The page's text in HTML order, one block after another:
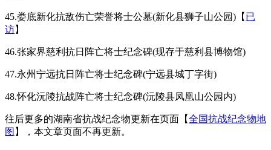
45.娄底新化抗敌伤亡荣誉将士公墓(新化县狮子山公园)【 已
访】
46.张家界慈利抗日阵亡将士纪念碑(现存于慈利县博物馆)
47.永州宁远抗日阵亡将士纪念碑(宁远县城丁字街)
48.怀化沅陵抗战阵亡将士纪念碑(沅陵县凤凰山公园内)
往后更多的湖南省抗战纪念物更新在页面【全国抗战纪念物地
图 】，本文章页面不再更新。